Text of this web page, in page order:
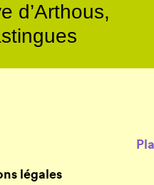
d’Arthous,
légales